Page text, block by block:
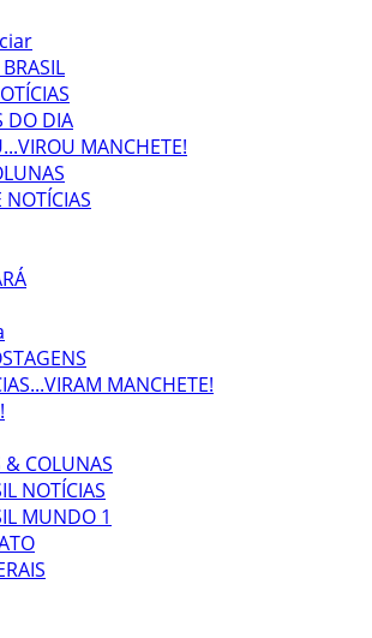
DO DIA
MANCHETE!
NOTÍCIAS
MANCHETE!
& COLUNAS
NOTÍCIAS
MUNDO 1